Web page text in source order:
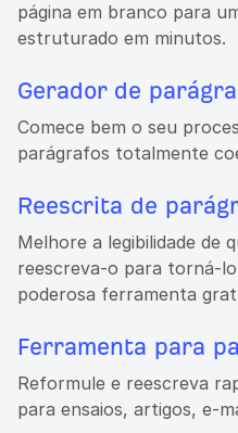
página em branco para
estruturado em minutos.
Gerador de
Comece bem o seu
parágrafos totalmente
Reescrita de
Melhore a legibilidade de
reescreva-o para torná-
poderosa ferramenta
Ferramenta para
Reformule e reescreva
para ensaios, artigos, e-